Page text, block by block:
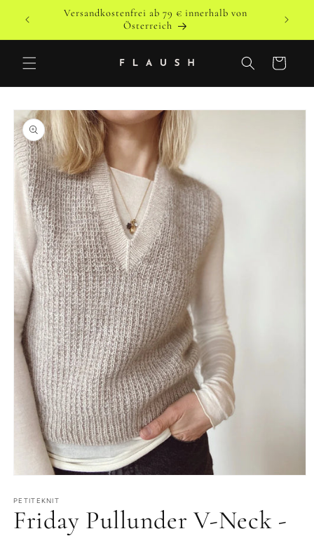
zum
Versandkostenfrei ab 79 € innerhalb von
Österreich
Warenkorb
in
Modal
öffnen
PETITEKNIT
Friday Pullunder V-Neck -